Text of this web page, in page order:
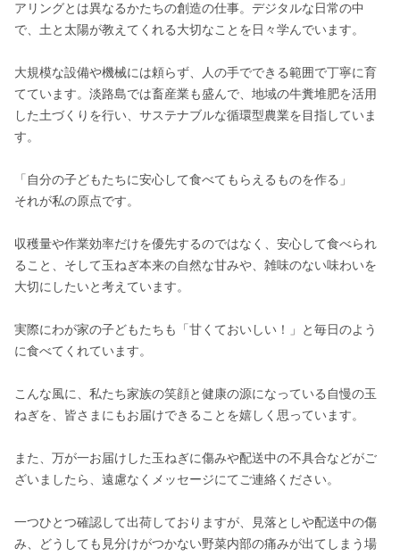
アリングとは異なるかたちの創造の仕事。デジタルな日常の中
で、土と太陽が教えてくれる大切なことを日々学んでいます。
大規模な設備や機械には頼らず、人の手でできる範囲で丁寧に育
てています。淡路島では畜産業も盛んで、地域の牛糞堆肥を活用
した土づくりを行い、サステナブルな循環型農業を目指していま
す。
「自分の子どもたちに安心して食べてもらえるものを作る」
それが私の原点です。
収穫量や作業効率だけを優先するのではなく、安心して食べられ
ること、そして玉ねぎ本来の自然な甘みや、雑味のない味わいを
大切にしたいと考えています。
実際にわが家の子どもたちも「甘くておいしい！」と毎日のよう
に食べてくれています。
こんな風に、私たち家族の笑顔と健康の源になっている自慢の玉
ねぎを、皆さまにもお届けできることを嬉しく思っています。
また、万が一お届けした玉ねぎに傷みや配送中の不具合などがご
ざいましたら、遠慮なくメッセージにてご連絡ください。
一つひとつ確認して出荷しておりますが、見落としや配送中の傷
み、どうしても見分けがつかない野菜内部の痛みが出てしまう場